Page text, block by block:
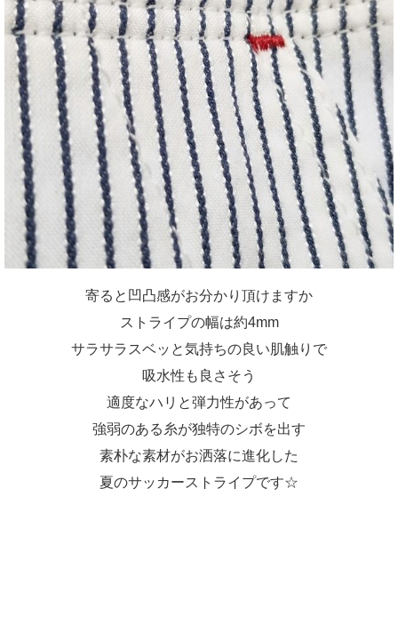
寄ると凹凸感がお分かり頂けますか
ストライプの幅は約4mm
サラサラスベッと気持ちの良い肌触りで
吸水性も良さそう
適度なハリと弾力性があって
強弱のある糸が独特のシボを出す
素朴な素材がお洒落に進化した
夏のサッカーストライプです☆